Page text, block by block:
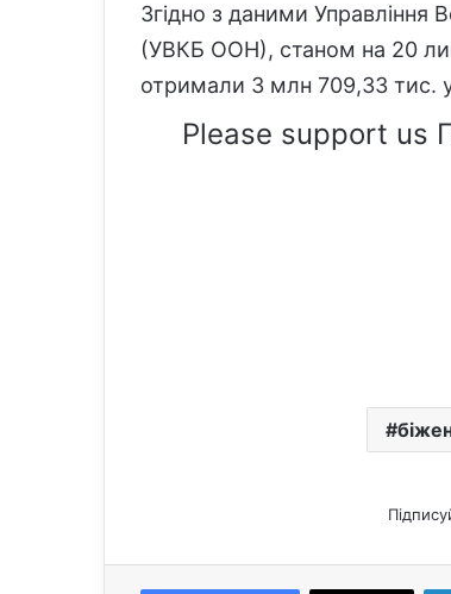
Згідно з даними Управління
(УВКБ ООН), станом на 20
отримали 3 млн 709,33 тис.
Please support us